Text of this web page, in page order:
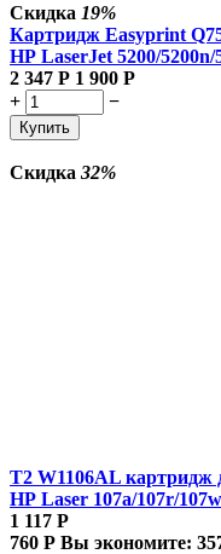
Скидка 19%
Картридж Easyprint
HP LaserJet 5200/
2 347 Р 1 900 Р
+
−
Купить
Скидка 32%
T2 W1106AL картридж
HP Laser 107a/107r/
1 117 Р
760 Р Вы экономите: